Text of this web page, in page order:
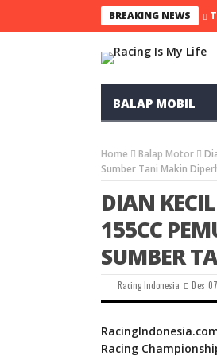
BREAKING NEWS
BALAP MOBIL
Home Balap Motor
Sumber Tani Makin
DIAN
155CC
SUMBER
Racing Indonesia Des
Racing